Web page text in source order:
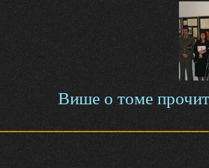
Више о томе